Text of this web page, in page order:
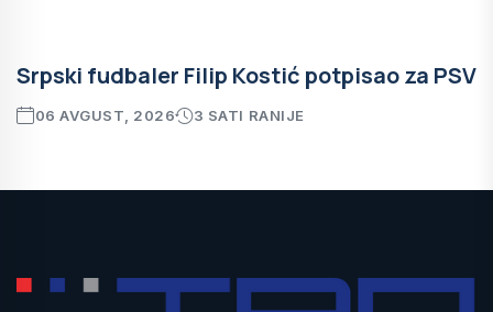
Srpski fudbaler Filip Kostić potpisao za PSV
06 AVGUST, 2026 3 SATI RANIJE